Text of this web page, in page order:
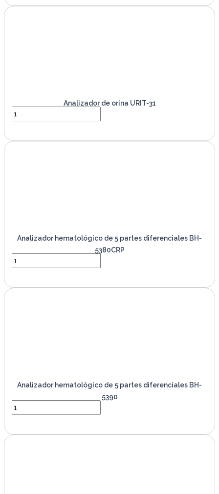
Analizador de orina URIT-31
Analizador hematológico de 5 partes diferenciales BH-
5380CRP
Analizador hematológico de 5 partes diferenciales BH-
5390